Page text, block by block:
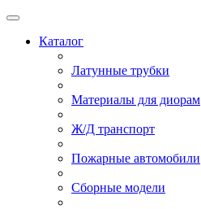
Каталог
Латунные трубки
Материалы для диорам
Ж/Д транспорт
Пожарные автомобили
Сборные модели